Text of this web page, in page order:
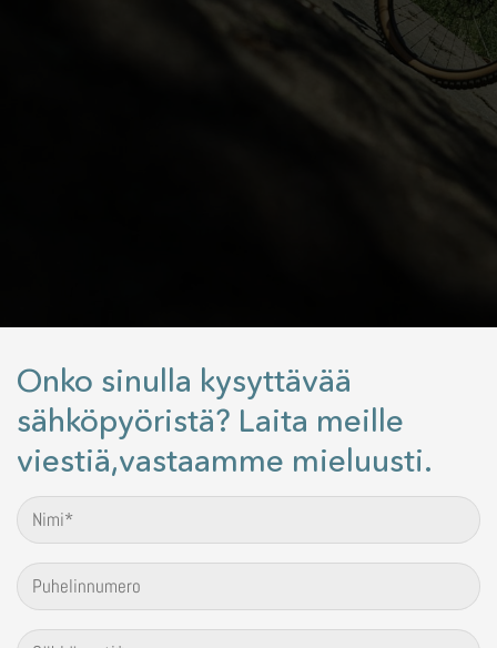
Onko sinulla kysyttävää
sähköpyöristä? Laita meille
viestiä,vastaamme mieluusti.